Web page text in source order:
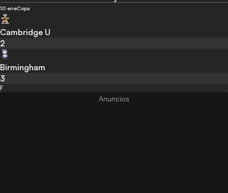
10 eneCopa
Cambridge U
2
Birmingham
3
F